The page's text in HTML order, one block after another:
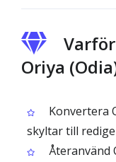
Oriya
Konvertera
skyltar till
Återanvänd